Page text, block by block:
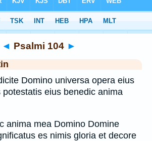
◄ Psalmi 104 ►
Domino universa opera eius
potestatis eius benedic anima
anima mea Domino Domine
es nimis gloria et decore